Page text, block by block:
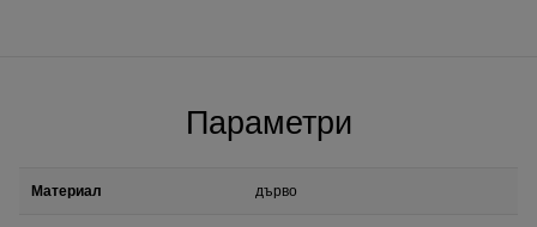
Параметри
Материал дърво